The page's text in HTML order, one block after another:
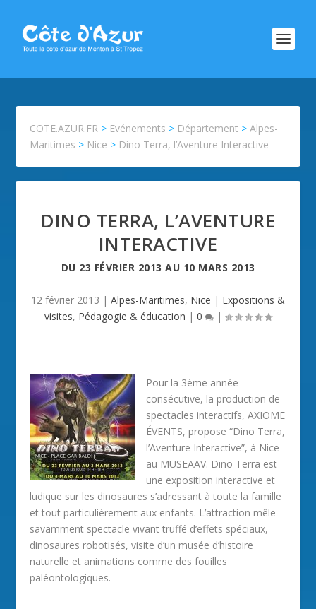
COTE.AZUR.FR > Evénements > Département >Alpes-
Maritimes > Nice > Dino Terra, l’Aventure Interactive
DINO TERRA, L’AVENTURE
INTERACTIVE
DU 23 FÉVRIER 2013 AU 10 MARS 2013
12 février 2013 | Alpes-Maritimes, Nice | Expositions &
visites, Pédagogie & éducation | 0 |
Pour la 3ème année
consécutive, la production de
spectacles interactifs, AXIOME
ÉVENTS, propose “Dino Terra,
l’Aventure Interactive”, à Nice
au MUSEAAV. Dino Terra est
une exposition interactive et
ludique sur les dinosaures s’adressant à toute la famille
et tout particulièrement aux enfants. L’attraction mêle
savamment spectacle vivant truffé d’effets spéciaux,
dinosaures robotisés, visite d’un musée d’histoire
naturelle et animations comme des fouilles
paléontologiques.